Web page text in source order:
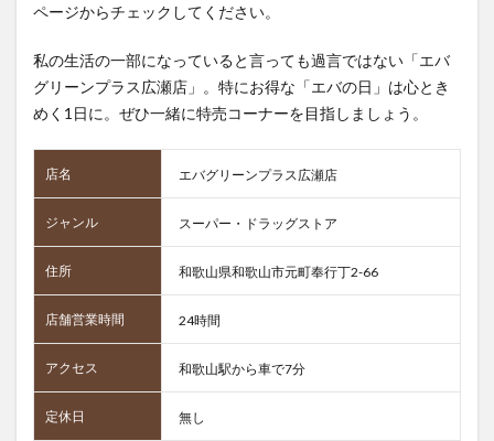
ページからチェックしてください。
私の生活の一部になっていると言っても過言ではない「エバ
グリーンプラス広瀬店」。特にお得な「エバの日」は心とき
めく1日に。ぜひ一緒に特売コーナーを目指しましょう。
店名 エバグリーンプラス広瀬店
ジャンル スーパー・ドラッグストア
住所 和歌山県和歌山市元町奉行丁2-66
店舗営業時間 24時間
アクセス 和歌山駅から車で7分
定休日 無し